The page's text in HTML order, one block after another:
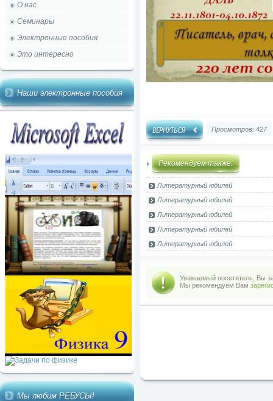
О нас
Семинары
Электронные пособия
Это интересно
Наши электронные пособия
Мы любим РЕБУСЫ!
Просмотров: 427
Рекомендуем также:
Литературный юбилей
Литературный юбилей
Литературный юбилей
Литературный юбилей
Литературный юбилей
Уважаемый посетитель, Вы
Мы рекомендуем Вам